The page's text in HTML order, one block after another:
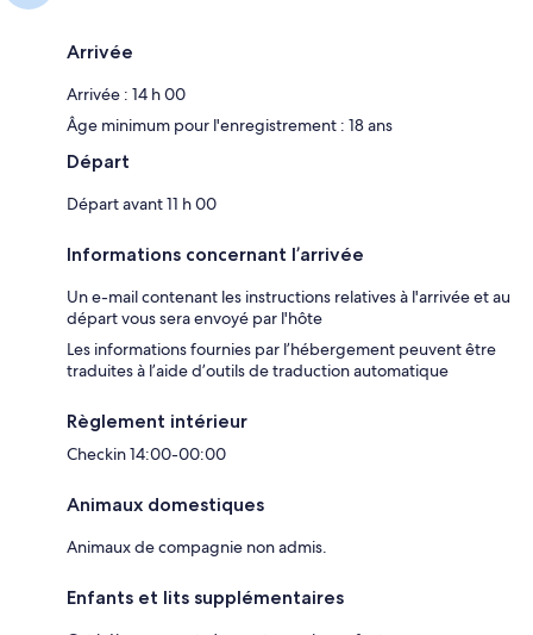
Arrivée
Arrivée : 14 h 00
Âge minimum pour l'enregistrement : 18 ans
Départ
Départ avant 11 h 00
Informations concernant l’arrivée
Un e-mail contenant les instructions relatives à l'arrivée et au
départ vous sera envoyé par l'hôte
Les informations fournies par l’hébergement peuvent être
traduites à l’aide d’outils de traduction automatique
Règlement intérieur
Checkin 14:00-00:00
Animaux domestiques
Animaux de compagnie non admis.
Enfants et lits supplémentaires